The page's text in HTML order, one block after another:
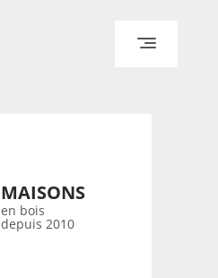
CONTACT
MAISONS
en bois
depuis 2010